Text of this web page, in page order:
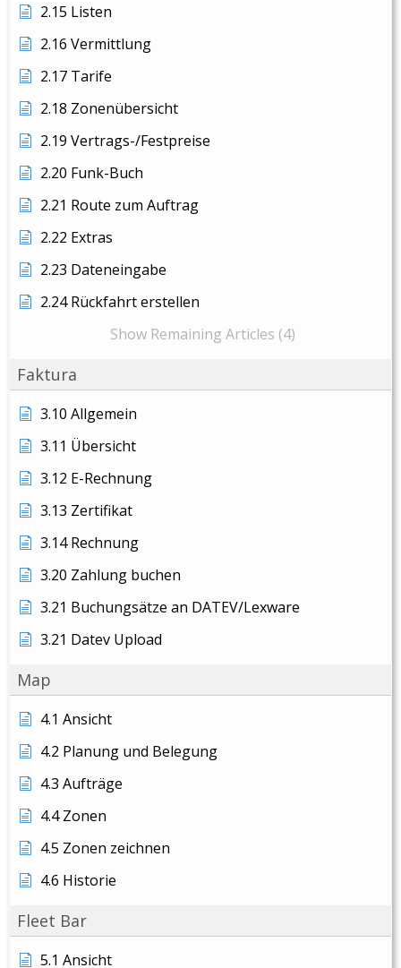
2.15 Listen
2.16 Vermittlung
2.17 Tarife
2.18 Zonenübersicht
2.19 Vertrags-/Festpreise
2.20 Funk-Buch
2.21 Route zum Auftrag
2.22 Extras
2.23 Dateneingabe
2.24 Rückfahrt erstellen
Show Remaining Articles (4)
Faktura
3.10 Allgemein
3.11 Übersicht
3.12 E-Rechnung
3.13 Zertifikat
3.14 Rechnung
3.20 Zahlung buchen
3.21 Buchungsätze an DATEV/Lexware
3.21 Datev Upload
Map
4.1 Ansicht
4.2 Planung und Belegung
4.3 Aufträge
4.4 Zonen
4.5 Zonen zeichnen
4.6 Historie
Fleet Bar
5.1 Ansicht